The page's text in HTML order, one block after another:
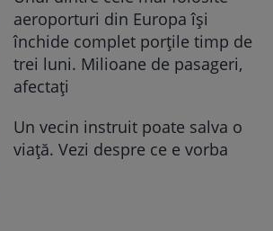
aeroporturi din Europa își
închide complet porțile timp de
trei luni. Milioane de pasageri,
afectați
Un vecin instruit poate salva o
viață. Vezi despre ce e vorba